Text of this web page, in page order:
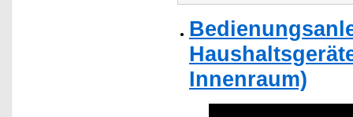
Innenraum)